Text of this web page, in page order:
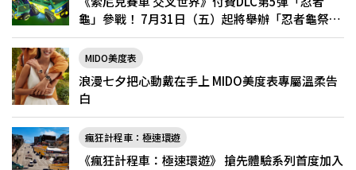
龜」參戰！ 7月31日（五）起將舉辦「忍者龜祭
典」
MIDO美度表
浪漫七夕把心動戴在手上 MIDO美度表專屬溫柔告
白
瘋狂計程車：極速環遊
《瘋狂計程車：極速環遊》 搶先體驗系列首度加入